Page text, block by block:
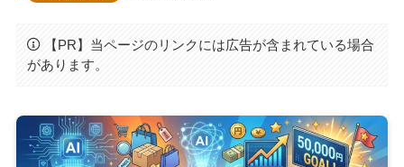
【PR】当ページのリンクには広告が含まれている場合
があります。